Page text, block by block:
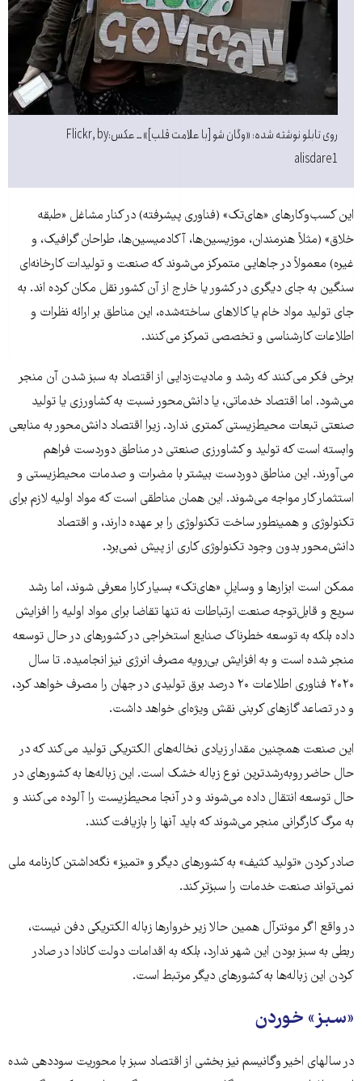
روی تابلو نوشته شده: «وگان شو [با علامت قلب]» ــ عکس:‌Flickr, by
alisdare1
این کسب‌وکارهای «های‌تک» (فناوری پیشرفته) در کنار مشاغل «طبقه
خلاق» (مثلاً هنرمندان، موزیسین‌ها، آکادمیسین‌ها، طراحان گرافیک، و
غیره) معمولاً در جاهایی متمرکز می‌شوند که صنعت و تولیدات کارخانه‌ای
سنگین به جای دیگری در کشور یا خارج از آن کشور نقل مکان کرده اند. به
جای تولید مواد خام یا کالاهای ساخته‌شده، این مناطق بر ارائه نظرات و
اطلاعات کارشناسی و تخصصی تمرکز می‌کنند.
برخی فکر می‌کنند که رشد و مادیت‌زدایی از اقتصاد به سبز شدن آن منجر
می‌شود. اما اقتصاد خدماتی، یا دانش‌محور نسبت به کشاورزی یا تولید
صنعتی تبعات محیط‌زیستی کمتری ندارد. زیرا اقتصاد دانش‌محور به منابعی
وابسته است که تولید و کشاورزی صنعتی در مناطق دوردست فراهم
می‌آورند. این مناطق دوردست بیشتر با مضرات و صدمات محیط‌زیستی و
استثمار کار مواجه می‌شوند. این همان مناطقی است که مواد اولیه لازم برای
تکنولوژی و همینطور ساخت تکنولوژی را بر عهده دارند، و اقتصاد
دانش‌محور بدون وجود تکنولوژی کاری از پیش نمی‌برد.
ممکن است ابزارها و وسایلِ «های‌تک» بسیار کارا معرفی شوند، اما رشد
سریع و قابل‌توجه صنعت ارتباطات نه تنها تقاضا برای مواد اولیه را افزایش
داده بلکه به توسعه خطرناک صنایع استخراجی در کشورهای در حال توسعه
منجر شده است و به افزایش بی‌رویه مصرف انرژی نیز انجامیده. تا سال
۲۰۲۰ فناوری اطلاعات ۲۰ درصد برق تولیدی در جهان را مصرف خواهد کرد،
و در تصاعد گازهای کربنی نقش ویژه‌ای خواهد داشت.
این صنعت همچنین مقدار زیادی نخاله‌های الکتریکی تولید می‌کند که در
حال حاضر روبه‌رشدترین نوع زباله خشک است. این زباله‌ها به کشورهای در
حال توسعه انتقال داده می‌شوند و در آنجا محیط‌زیست را آلوده می‌کنند و
به مرگ کارگرانی منجر می‌شوند که باید آنها را بازیافت کنند.
صادر کردن «تولید کثیف» به کشورهای دیگر و «تمیز» نگه‌داشتن کارنامه ملی
نمی‌تواند صنعت خدمات را سبزتر کند.
در واقع اگر مونترآل همین حالا زیر خروارها زباله الکتریکی دفن نیست،
ربطی به سبز بودن این شهر ندارد، بلکه به اقدامات دولت کانادا در صادر
کردن این زباله‌ها به کشورهای دیگر مرتبط است.
«سبز» خوردن
در سالهای اخیر وگانیسم نیز بخشی از اقتصاد سبز با محوریت سوددهی شده